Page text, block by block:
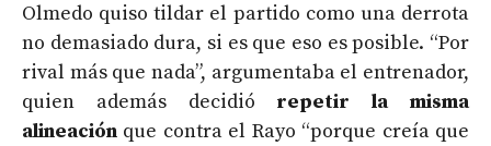
Olmedo quiso tildar el partido como una derrota
no demasiado dura, si es que eso es posible. “Por
rival más que nada”, argumentaba el entrenador,
quien además decidió repetir la misma
alineación que contra el Rayo “porque creía que